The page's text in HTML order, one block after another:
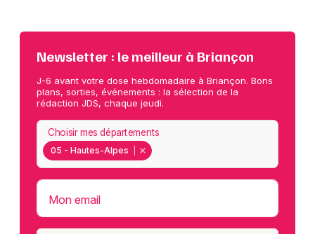
Newsletter : le meilleur à Briançon
J-6 avant votre dose hebdomadaire à Briançon. Bons
plans, sorties, événements : la sélection de la
rédaction JDS, chaque jeudi.
05 - Hautes-Alpes
Choisir mes départements
Mon email